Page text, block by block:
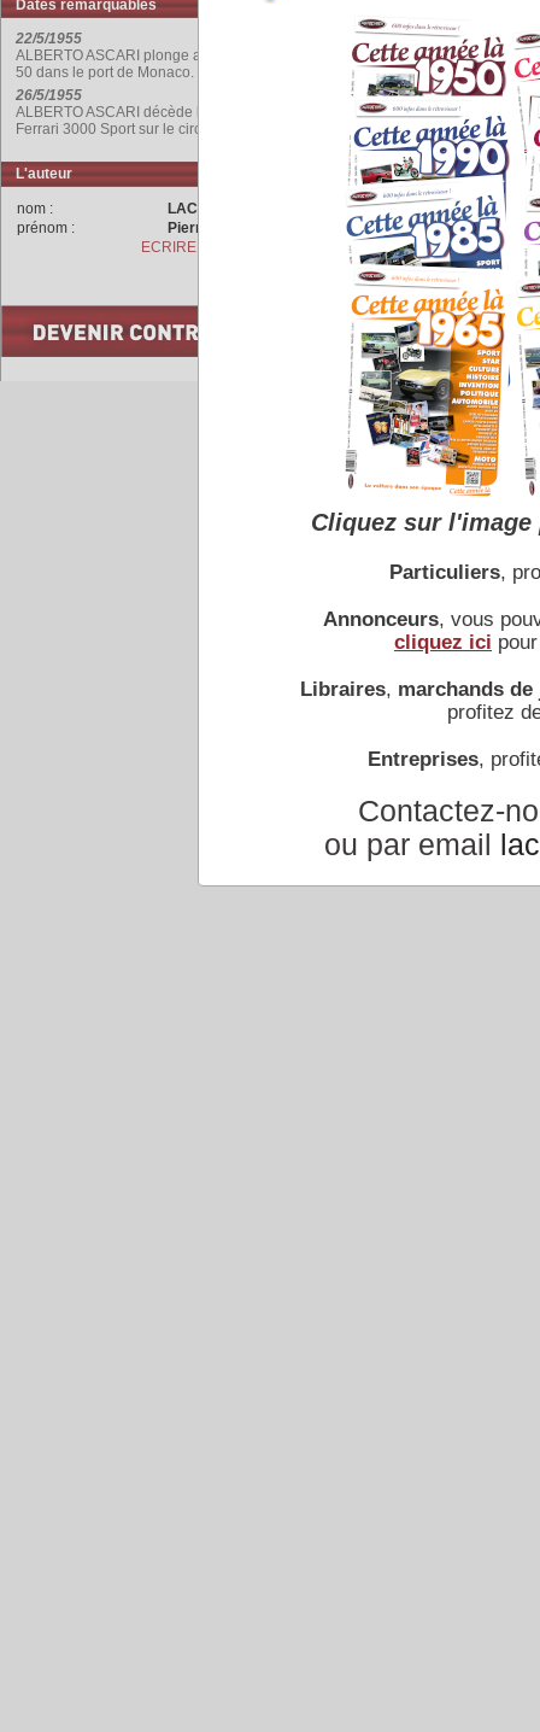
Dates remarquables
22/5/1955
ALBERTO ASCARI plonge avec sa Lancia D
50 dans le port de Monaco.
26/5/1955
ALBERTO ASCARI décède lors d'essais de la
Ferrari 3000 Sport sur le circuit de Monza.
L'auteur
nom :
LACHET
prénom :
Pierre
ECRIRE A L'AUTEUR
Le 26 mai suivant, A.
deMonza, essaye la
Castellottià l’occasion
Alberto Ascari perd le
Vialone et trouve la mort.
COMMENTAIRES
Accueil | Conseiller à un
Cliquez sur
Particuliers,
Annonceurs, vous
cliquez ici
Libraires, marchands de
profitez
Entreprises,
Contactez-
ou par email